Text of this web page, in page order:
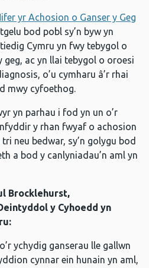
yr Achosion o Ganser y Geg
bod pobl sy’n byw yn
Cymru yn fwy tebygol o
geg, ac yn llai tebygol o oroesi
o’u cymharu â’r rhai
mwy cyfoethog.
yn parhau i fod yn un o’r
y rhan fwyaf o achosion
neu bedwar, sy’n golygu bod
a bod y canlyniadau’n aml yn
Brocklehurst,
y Cyhoedd yn
ychydig ganserau lle gallwn
cynnar ein hunain yn aml,